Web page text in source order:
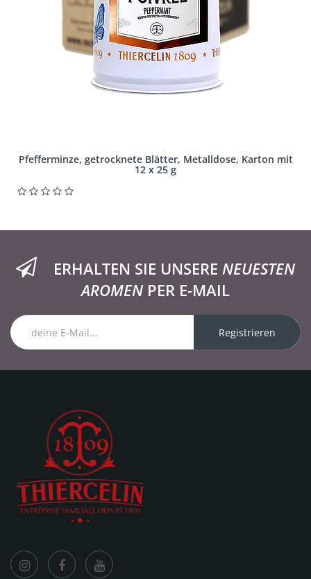
Pfefferminze, getrocknete Blätter, Metalldose, Karton mit
12 x 25 g
ERHALTEN SIE UNSERE NEUESTEN
AROMEN PER E-MAIL
Registrieren